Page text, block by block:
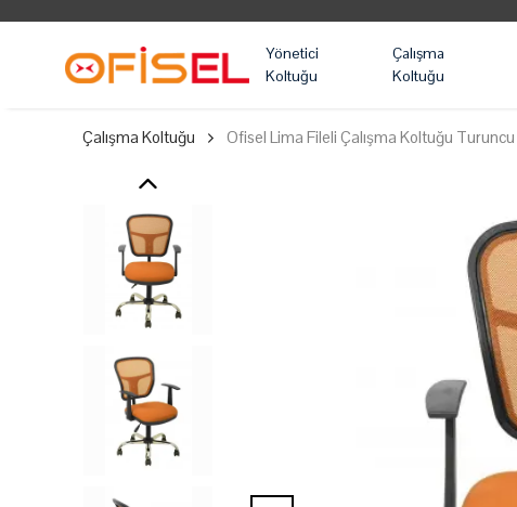
Yönetici
Koltuğu
Çalışma
Koltuğu
Çalışma Koltuğu Ofisel Lima Fileli Çalışma Koltuğu Turuncu